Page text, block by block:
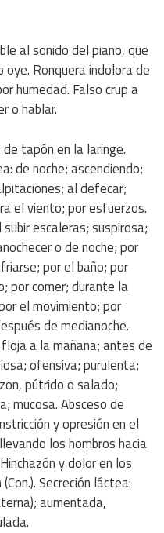
al sonido del piano, que
Ronquera indolora de
humedad. Falso crup a
o hablar.
de tapón en la laringe.
de noche; ascendiendo;
al defecar;
el viento; por esfuerzos.
escaleras; suspirosa;
o de noche; por
por el baño; por
por comer; durante la
el movimiento; por
de medianoche.
a la mañana; antes de
ofensiva; purulenta;
pútrido o salado;
mucosa. Absceso de
y opresión en el
los hombros hacia
y dolor en los
Secreción láctea:
aumentada,